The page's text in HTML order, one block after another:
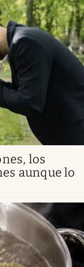
los
aunque lo